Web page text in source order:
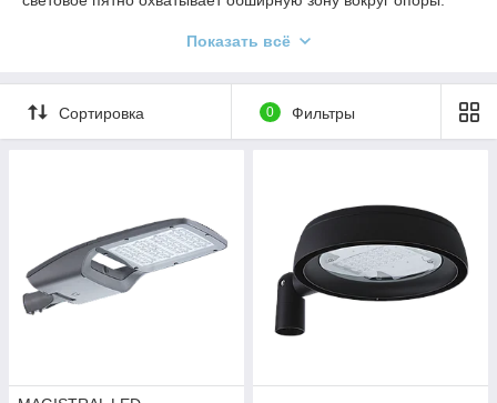
рассеивателем и герметичным корпусом.
Показать всё
Сортировка 0 Фильтры